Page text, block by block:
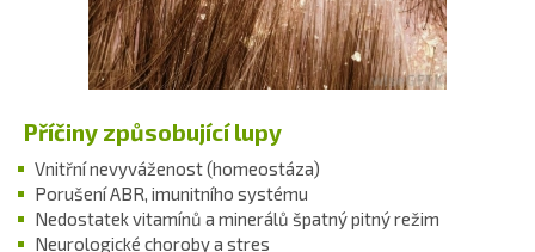
Příčiny způsobující lupy
Vnitřní nevyváženost (homeostáza)
Porušení ABR, imunitního systému
Nedostatek vitamínů a minerálů špatný pitný režim
Neurologické choroby a stres